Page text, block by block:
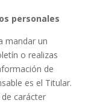
personales
mandar un
o realizas
de
es el Titular.
carácter